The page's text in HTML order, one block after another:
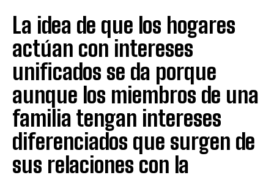
La idea de que los hogares
actúan con intereses
unificados se da porque
aunque los miembros de una
familia tengan intereses
diferenciados que surgen de
sus relaciones con la